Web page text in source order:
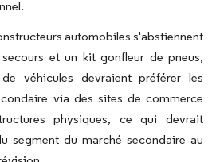
automobiles s'abstiennent
et un kit gonfleur de pneus,
véhicules devraient préférer les
via des sites de commerce
physiques, ce qui devrait
segment du marché secondaire au